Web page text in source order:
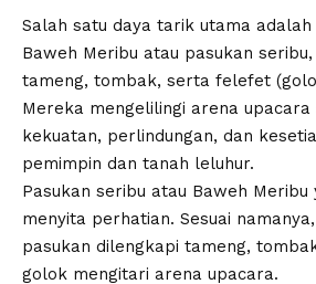
Salah satu daya tarik utama adalah
Baweh Meribu atau pasukan
tameng, tombak, serta felefet
Mereka mengelilingi arena
kekuatan, perlindungan, dan
pemimpin dan tanah leluhur.
Pasukan seribu atau Baweh Meribu
menyita perhatian. Sesuai
pasukan dilengkapi tameng,
golok mengitari arena upacara.